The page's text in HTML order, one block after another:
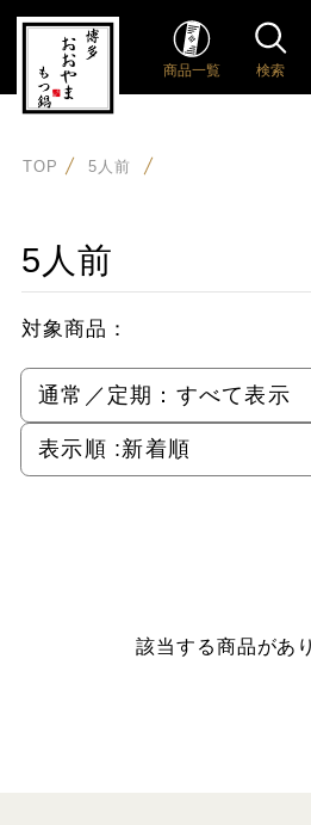
商品一覧 検索
TOP 5人前
5人前
対象商品：
通常／定期： すべて表示
表示順 :新着順
該当する商品があ